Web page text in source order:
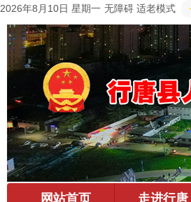
2026年8月10日 星期一 无障碍 适老模式